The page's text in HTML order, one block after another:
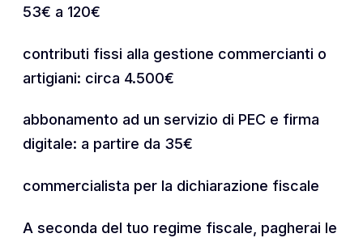
53€ a 120€
contributi fissi alla gestione commercianti o
artigiani: circa 4.500€
abbonamento ad un servizio di PEC e firma
digitale: a partire da 35€
commercialista per la dichiarazione fiscale
A seconda del tuo regime fiscale, pagherai le